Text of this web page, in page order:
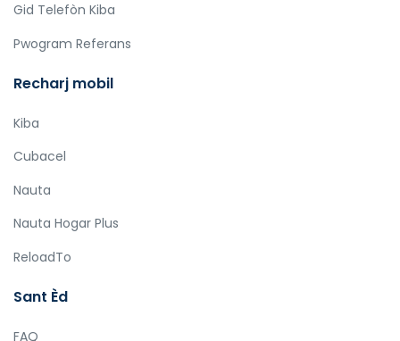
Gid Telefòn Kiba
Pwogram Referans
Recharj mobil
Kiba
Cubacel
Nauta
Nauta Hogar Plus
ReloadTo
Sant Èd
FAQ